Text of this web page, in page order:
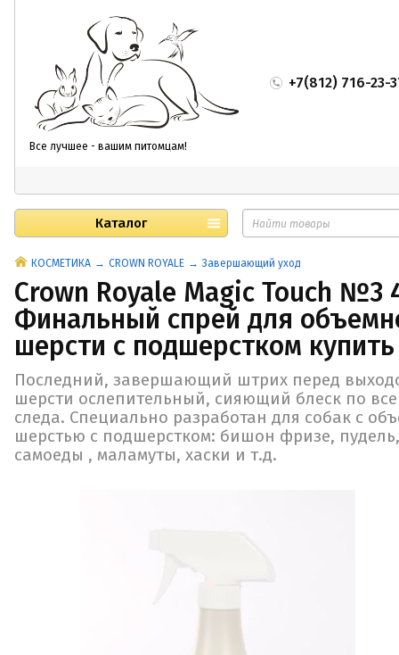
Все лучшее - вашим питомцам!
+7(812) 716-23-
Каталог
КОСМЕТИКА CROWN ROYALE Завершающий уход
Crown Royale Magic Touch №3
Финальный спрей для
шерсти с подшерстком купить
Последний, завершающий штрих перед
шерсти ослепительный, сияющий блеск по
следа. Специально разработан для собак с
шерстью с подшерстком: бишон фризе,
самоеды , маламуты, хаски и т.д.